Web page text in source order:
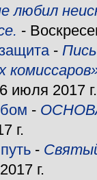
любил
-
-
июля 2017 г.
-
г.
-
г.